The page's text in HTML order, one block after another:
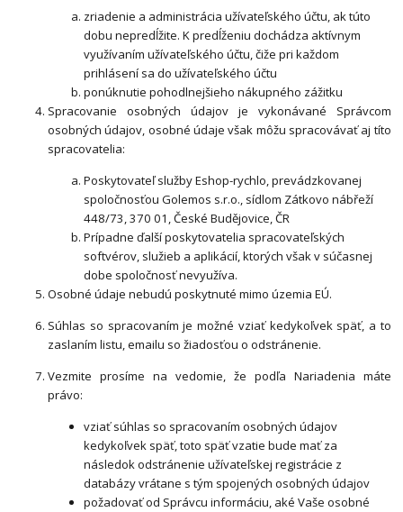
zriadenie a administrácia užívateľského účtu, ak túto
dobu nepredĺžite. K predĺženiu dochádza aktívnym
využívaním užívateľského účtu, čiže pri každom
prihlásení sa do užívateľského účtu
ponúknutie pohodlnejšieho nákupného zážitku
Spracovanie osobných údajov je vykonávané Správcom
osobných údajov, osobné údaje však môžu spracovávať aj títo
spracovatelia:
Poskytovateľ služby Eshop-rychlo, prevádzkovanej
spoločnosťou Golemos s.r.o., sídlom Zátkovo nábřeží
448/73, 370 01, České Budějovice, ČR
Prípadne ďalší poskytovatelia spracovateľských
softvérov, služieb a aplikácií, ktorých však v súčasnej
dobe spoločnosť nevyužíva.
Osobné údaje nebudú poskytnuté mimo územia EÚ.
Súhlas so spracovaním je možné vziať kedykoľvek späť, a to
zaslaním listu, emailu so žiadosťou o odstránenie.
Vezmite prosíme na vedomie, že podľa Nariadenia máte
právo:
vziať súhlas so spracovaním osobných údajov
kedykoľvek späť, toto späť vzatie bude mať za
následokodstránenie užívateľskej registrácie z
databázy vrátane s tým spojených osobných údajov
požadovať od Správcu informáciu, aké Vaše osobné